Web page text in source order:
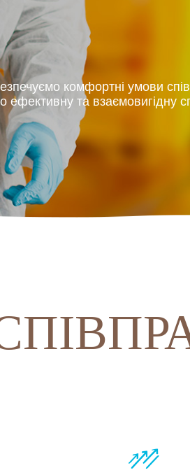
комфортні умови
ефективну та взаємовигідну